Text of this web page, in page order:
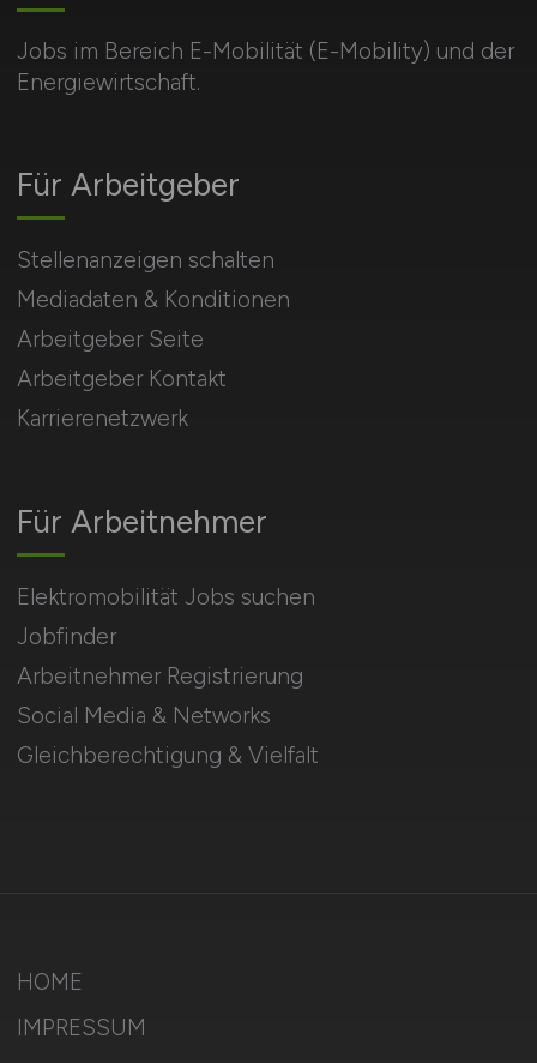
Jobs im Bereich E-Mobilität (E-Mobility) und der
Energiewirtschaft.
Für Arbeitnehmer
Elektromobilität Jobs suchen
Jobfinder
Arbeitnehmer Registrierung
Social Media & Networks
Gleichberechtigung & Vielfalt
Für Arbeitgeber
Stellenanzeigen schalten
Mediadaten & Konditionen
Arbeitgeber Seite
Arbeitgeber Kontakt
Karrierenetzwerk
HOME
IMPRESSUM